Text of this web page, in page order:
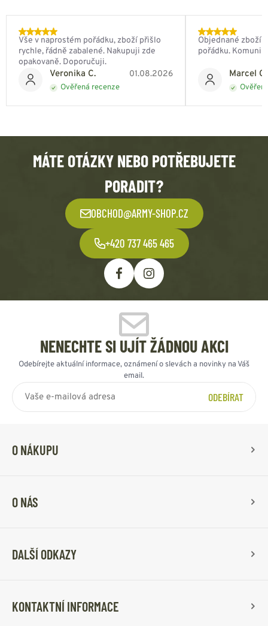
Veronika C. 01.08.2026
Ověřená recenze
Vše v naprostém pořádku, zboží přišlo
rychle, řádně zabalené. Nakupuji zde
opakovaně. Doporučuji.
Marcel
Objednané zboží
pořádku.
MÁTE OTÁZKY NEBO POTŘEBUJETE
PORADIT?
OBCHOD@ARMY-SHOP.CZ
+420 737 465 465
NENECHTE SI UJÍT ŽÁDNOU AKCI
Odebírejte aktuální informace, oznámení o slevách a novinky na Váš
email.
ODEBÍRAT
O NÁKUPU
O NÁS
DALŠÍ ODKAZY
KONTAKTNÍ INFORMACE